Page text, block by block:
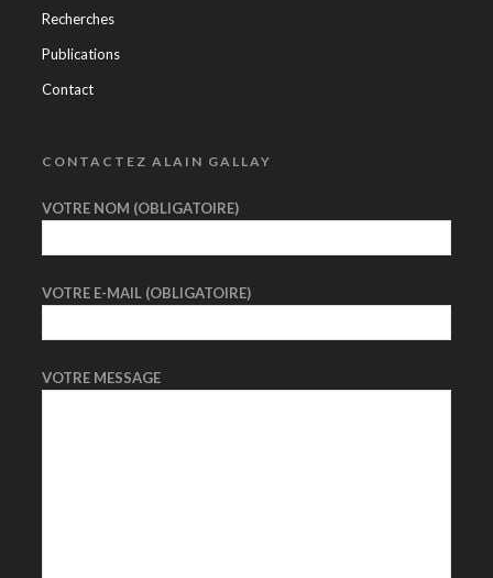
Recherches
Publications
Contact
CONTACTEZ ALAIN GALLAY
VOTRE NOM (OBLIGATOIRE)
VOTRE E-MAIL (OBLIGATOIRE)
VOTRE MESSAGE